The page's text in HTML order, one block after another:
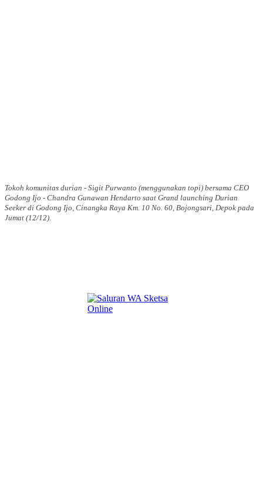
Tokoh komunitas durian - Sigit Purwanto (menggunakan topi) bersama CEO
Godong Ijo - Chandra Gunawan Hendarto saat Grand launching Durian
Seeker di Godong Ijo, Cinangka Raya Km. 10 No. 60, Bojongsari, Depok pada
Jumat (12/12).